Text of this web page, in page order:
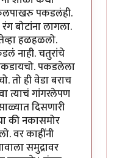
पकडलंही.
बोटांना लागला.
हळहळलो.
नाही. चतुरांचे
पकडलेला
तो ही वेडा बराच
त्याचं गांगरलेपण
दिसणारी
की नकासमोर
वर काहींनी
समुद्रावर